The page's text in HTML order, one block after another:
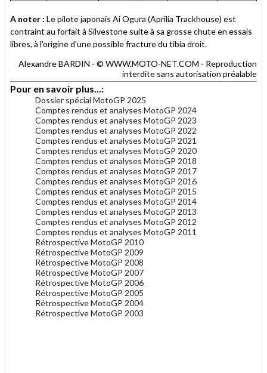
A noter : Le pilote japonais Ai Ogura (Aprilia Trackhouse) est
contraint au forfait à Silvestone suite à sa grosse chute en essais
libres, à l'origine d'une possible fracture du tibia droit.
Alexandre BARDIN - © WWW.MOTO-NET.COM - Reproduction
interdite sans autorisation préalable
Pour en savoir plus...:
Dossier spécial MotoGP 2025
Comptes rendus et analyses MotoGP 2024
Comptes rendus et analyses MotoGP 2023
Comptes rendus et analyses MotoGP 2022
Comptes rendus et analyses MotoGP 2021
Comptes rendus et analyses MotoGP 2020
Comptes rendus et analyses MotoGP 2018
Comptes rendus et analyses MotoGP 2017
Comptes rendus et analyses MotoGP 2016
Comptes rendus et analyses MotoGP 2015
Comptes rendus et analyses MotoGP 2014
Comptes rendus et analyses MotoGP 2013
Comptes rendus et analyses MotoGP 2012
Comptes rendus et analyses MotoGP 2011
Rétrospective MotoGP 2010
Rétrospective MotoGP 2009
Rétrospective MotoGP 2008
Rétrospective MotoGP 2007
Rétrospective MotoGP 2006
Rétrospective MotoGP 2005
Rétrospective MotoGP 2004
Rétrospective MotoGP 2003